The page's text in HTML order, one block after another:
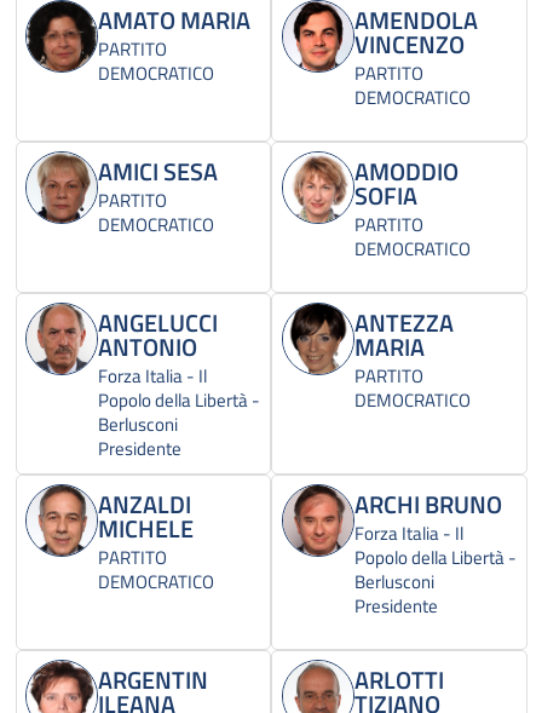
AMATO MARIA
PARTITO
DEMOCRATICO
AMENDOLA
VINCENZO
PARTITO
DEMOCRATICO
AMICI SESA
PARTITO
DEMOCRATICO
AMODDIO
SOFIA
PARTITO
DEMOCRATICO
ANGELUCCI
ANTONIO
Forza Italia - Il
Popolo della Libertà -
Berlusconi
Presidente
ANTEZZA
MARIA
PARTITO
DEMOCRATICO
ANZALDI
MICHELE
PARTITO
DEMOCRATICO
ARCHI BRUNO
Forza Italia - Il
Popolo della Libertà -
Berlusconi
Presidente
ARGENTIN
ILEANA
ARLOTTI
TIZIANO